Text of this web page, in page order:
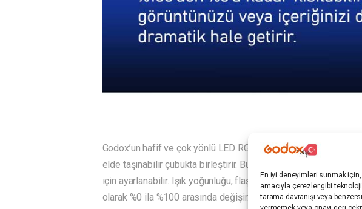
En iyi deneyimleri sunmak
amacıyla çerezler gibi
tarama davranışı veya
Godox’un hafif ve çok yönlü LED RGB Işık Çubuğu LC500R,
elde taşınabilir çubukta birleştirir. Bu 24,25″ ışık çubuğu
için ayarlanabilir. Işık yoğunluğu, flaş özelliğiyle aydınlatma
olarak %0 ila %100 arasında değişir.